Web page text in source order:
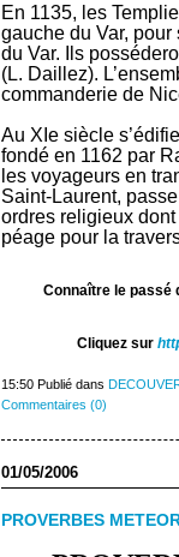
En 1135, les
gauche du Var,
du Var. Ils
(L. Daillez).
commanderie de
Au XIe siècle
fondé en 1162 par
les voyageurs en
Saint-Laurent,
ordres religieux
péage pour la
Connaître le passé
Cliquez sur
15:50 Publié dans
Commentaires (0)
01/05/2006
PROVERBES